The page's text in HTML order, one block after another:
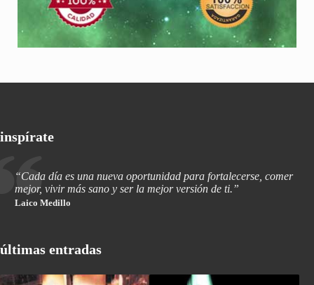
inspírate
“Cada día es una nueva oportunidad para fortalecerse, comer
mejor, vivir más sano y ser la mejor versión de ti.”
Laico Medillo
últimas entradas